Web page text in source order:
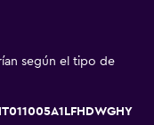
según el tipo de